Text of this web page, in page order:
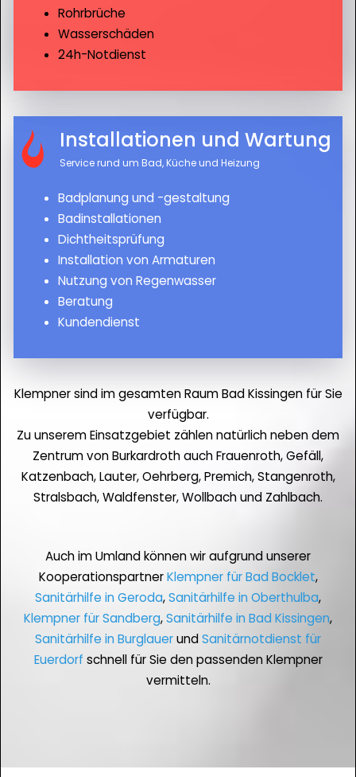
Rohrbrüche
Wasserschäden
24h-Notdienst
Installationen und Wartung
Service rund um Bad, Küche und Heizung
Badplanung und -gestaltung
Badinstallationen
Dichtheitsprüfung
Installation von Armaturen
Nutzung von Regenwasser
Beratung
Kundendienst
Klempner sind im gesamten Raum Bad Kissingen für Sie
verfügbar.
Zu unserem Einsatzgebiet zählen natürlich neben dem
Zentrum von Burkardroth auch Frauenroth, Gefäll,
Katzenbach, Lauter, Oehrberg, Premich, Stangenroth,
Stralsbach, Waldfenster, Wollbach und Zahlbach.
Auch im Umland können wir aufgrund unserer
KooperationspartnerKlempner für Bad Bocklet,
Sanitärhilfe in Geroda,Sanitärhilfe in Oberthulba,
Klempner für Sandberg,Sanitärhilfe in Bad Kissingen,
Sanitärhilfe in BurglauerundSanitärnotdienst für
Euerdorf schnell für Sie den passenden Klempner
vermitteln.